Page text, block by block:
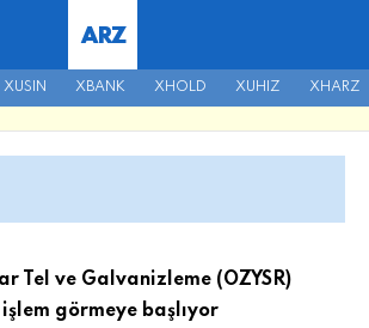
XUSIN XBANK XHOLD XUHIZ XHARZ
ARZ
Tel ve Galvanizleme (OZYSR)
görmeye başlıyor